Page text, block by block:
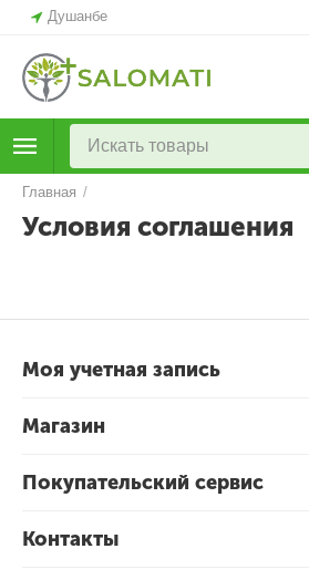
Душанбе
Главная /
Условия соглашения
Моя учетная запись
Магазин
Покупательский сервис
Контакты